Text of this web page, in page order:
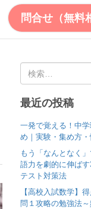
問合せ（無料
最近の投稿
一発で覚える！中
め｜実験・集め方
もう「なんとなく
語力を劇的に伸ば
テスト対策法
【高校入試数学】
問１攻略の勉強法